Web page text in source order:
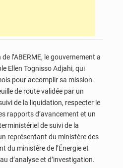
l’ABERME, le gouvernement a
Ellen Tognisso Adjahi, qui
pour accomplir sa mission.
de route validée par un
de la liquidation, respecter le
rapports d’avancement et un
de suivi de la
représentant du ministère des
du ministère de l’Énergie et
d’analyse et d’investigation.